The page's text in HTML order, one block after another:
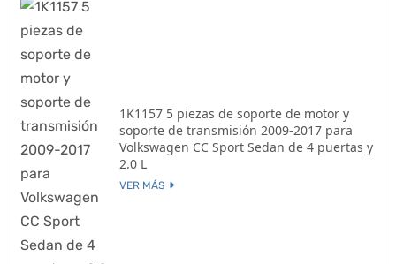
1K1157 5 piezas de soporte de motor y
soporte de transmisión 2009-2017 para
Volkswagen CC Sport Sedan de 4 puertas y
2.0 L
VER MÁS